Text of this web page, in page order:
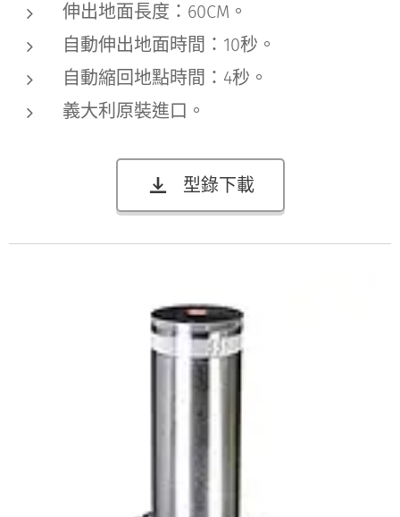
伸出地面長度：60CM。
自動伸出地面時間：10秒。
自動縮回地點時間：4秒。
義大利原裝進口。
型錄下載